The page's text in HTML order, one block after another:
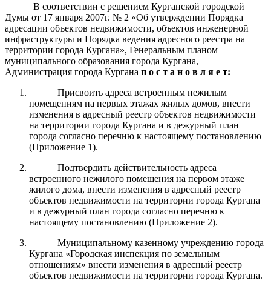
В соответствии с решением Курганской городской
Думы от 17 января 2007г. № 2 «Об утверждении Порядка
адресации объектов недвижимости, объектов инженерной
инфраструктуры и Порядка ведения адресного реестра на
территории города Кургана», Генеральным планом
муниципального образования города Кургана,
Администрация города Кургана п о с т а н о в л я е т:
Присвоить адреса встроенным нежилым
помещениям на первых этажах жилых домов, внести
изменения в адресный реестр объектов недвижимости
на территории города Кургана и в дежурный план
города согласно перечню к настоящему постановлению
(Приложение 1).
Подтвердить действительность адреса
встроенного нежилого помещения на первом этаже
жилого дома, внести изменения в адресный реестр
объектов недвижимости на территории города Кургана
и в дежурный план города согласно перечню к
настоящему постановлению (Приложение 2).
Муниципальному казенному учреждению города
Кургана «Городская инспекция по земельным
отношениям» внести изменения в адресный реестр
объектов недвижимости на территории города Кургана.